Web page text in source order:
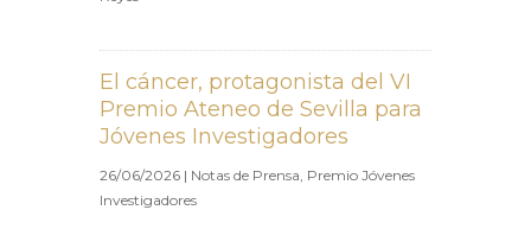
El cáncer, protagonista del VI
Premio Ateneo de Sevilla para
Jóvenes Investigadores
26/06/2026 | Notas de Prensa, Premio Jóvenes
Investigadores